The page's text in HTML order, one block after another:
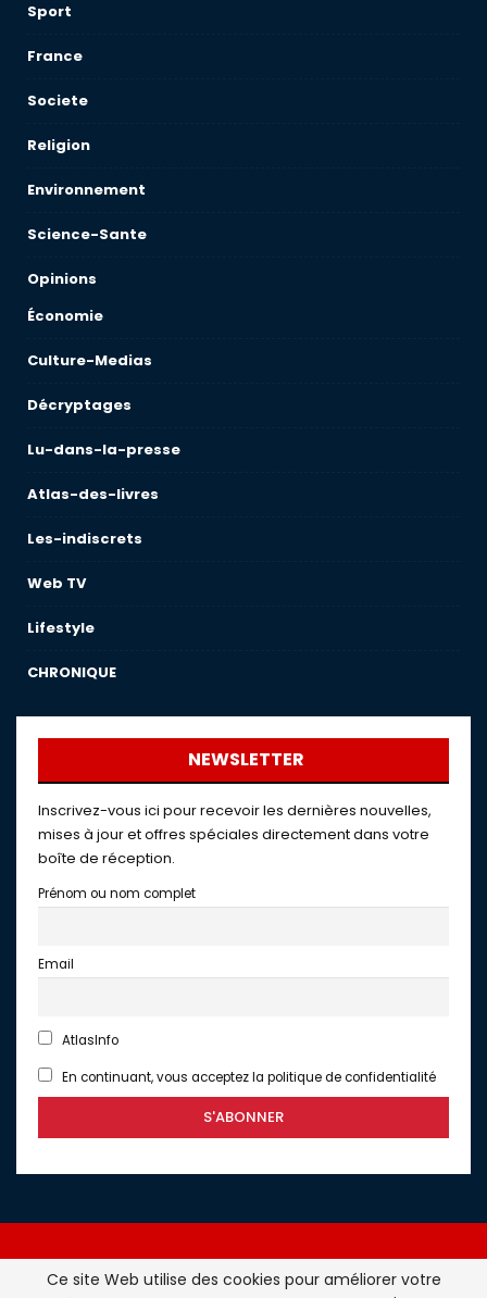
Sport
France
Societe
Religion
Environnement
Science-Sante
Opinions
Économie
Culture-Medias
Décryptages
Lu-dans-la-presse
Atlas-des-livres
Les-indiscrets
Web TV
Lifestyle
CHRONIQUE
NEWSLETTER
Inscrivez-vous ici pour recevoir les dernières nouvelles,
mises à jour et offres spéciales directement dans votre
boîte de réception.
Prénom ou nom complet
Email
AtlasInfo
En continuant, vous acceptez la politique de confidentialité
Ce site Web utilise des cookies pour améliorer votre